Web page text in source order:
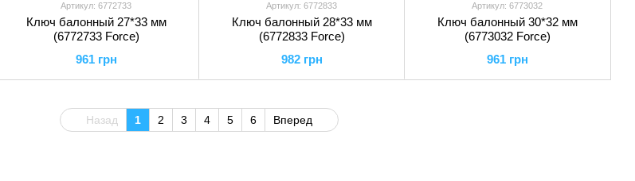
Артикул: 6772733
Ключ балонный 27*33 мм
(6772733 Force)
961 грн
Артикул: 6772833
Ключ балонный 28*33 мм
(6772833 Force)
982 грн
Артикул: 6773032
Ключ балонный 30*32 мм
(6773032 Force)
961 грн
Назад 1 2 3 4 5 6 Вперед